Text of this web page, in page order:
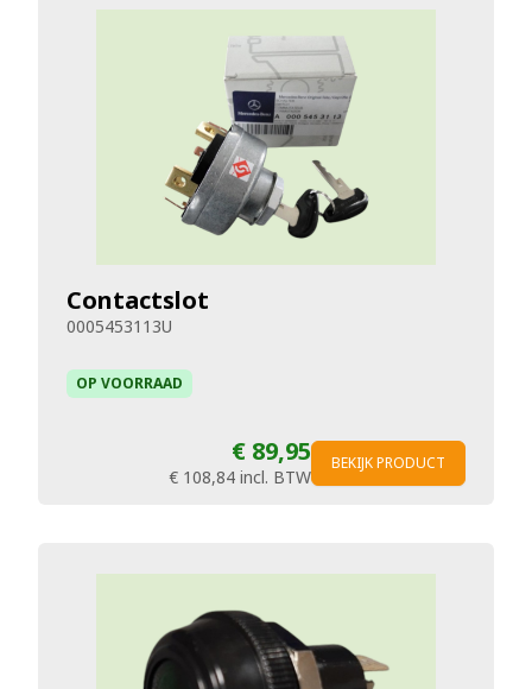
Contactslot
0005453113U
OP VOORRAAD
€ 89,95
€ 108,84 incl. BTW
BEKIJK PRODUCT